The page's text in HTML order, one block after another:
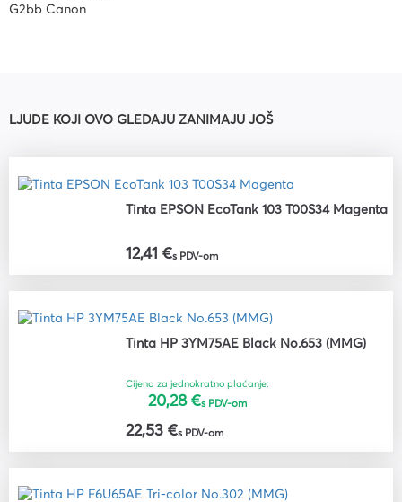
G2bb Canon
LJUDE KOJI OVO GLEDAJU ZANIMAJU JOŠ
Tinta EPSON EcoTank 103 T00S34 Magenta
12,41 €s PDV-om
Tinta HP 3YM75AE Black No.653 (MMG)
Cijena za jednokratno plaćanje:
20,28 €s PDV-om
22,53 €s PDV-om